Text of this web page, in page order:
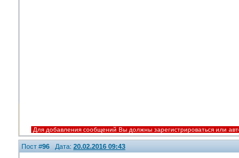
Для добавления сообщений Вы должны зарегистрироваться или
Пост #96 Дата: 20.02.2016 09:43